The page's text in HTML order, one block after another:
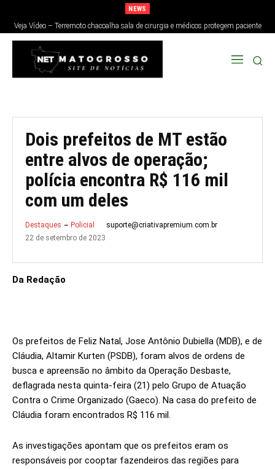
NEWS
Veja Vídeo – Terremoto chacoalha sala de cirurgia e médicos protegem paciente
no Japão; veja
Dois prefeitos de MT estão
entre alvos de operação;
polícia encontra R$ 116 mil
com um deles
Destaques Policial
suporte@criativapremium.com.br
22 de setembro de 2023
Da Redação
Os prefeitos de Feliz Natal, Jose Antônio Dubiella (MDB), e de
Cláudia, Altamir Kurten (PSDB), foram alvos de ordens de
busca e apreensão no âmbito da Operação Desbaste,
deflagrada nesta quinta-feira (21) pelo Grupo de Atuação
Contra o Crime Organizado (Gaeco). Na casa do prefeito de
Cláudia foram encontrados R$ 116 mil.
As investigações apontam que os prefeitos eram os
responsáveis por cooptar fazendeiros das regiões para